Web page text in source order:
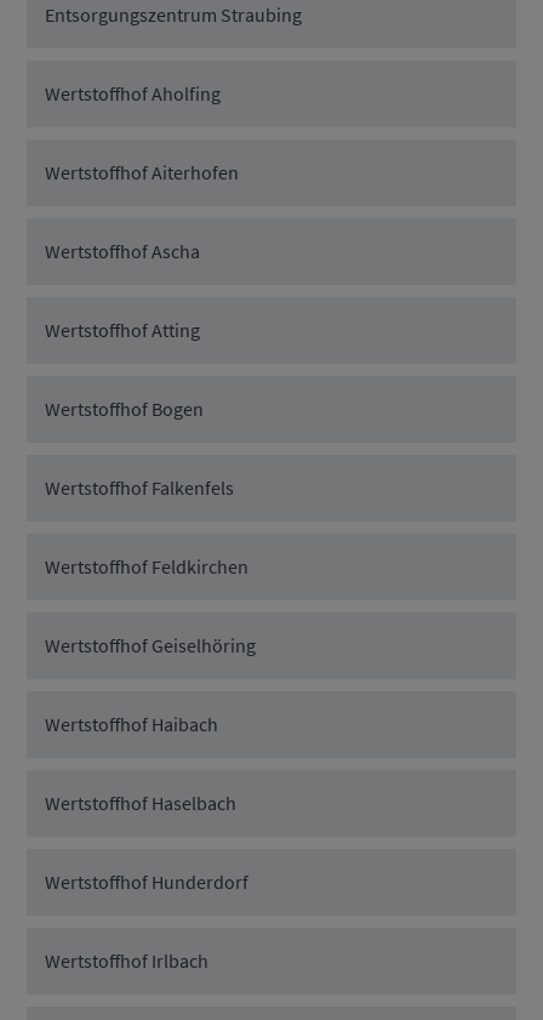
Entsorgungszentrum Straubing
Wertstoffhof Aholfing
Wertstoffhof Aiterhofen
Wertstoffhof Ascha
Wertstoffhof Atting
Wertstoffhof Bogen
Wertstoffhof Falkenfels
Wertstoffhof Feldkirchen
Wertstoffhof Geiselhöring
Wertstoffhof Haibach
Wertstoffhof Haselbach
Wertstoffhof Hunderdorf
Wertstoffhof Irlbach